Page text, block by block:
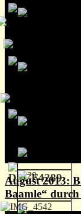
August 2013:
Baamle“